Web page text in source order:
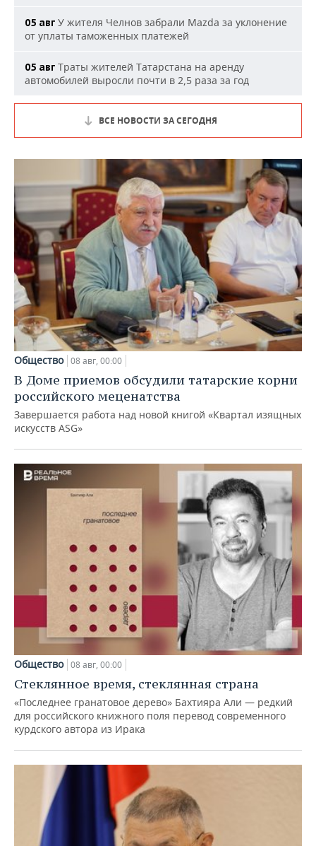
05 авг У жителя Челнов забрали Mazda за уклонение
от уплаты таможенных платежей
05 авг Траты жителей Татарстана на аренду
автомобилей выросли почти в 2,5 раза за год
ВСЕ НОВОСТИ ЗА СЕГОДНЯ
Общество 08 авг, 00:00
В Доме приемов обсудили татарские корни
российского меценатства
Завершается работа над новой книгой «Квартал изящных
искусств ASG»
Общество 08 авг, 00:00
Стеклянное время, стеклянная страна
«Последнее гранатовое дерево» Бахтияра Али — редкий
для российского книжного поля перевод современного
курдского автора из Ирака